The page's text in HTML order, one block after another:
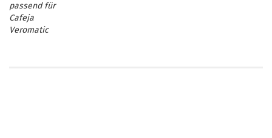
passend für
Cafeja
Veromatic